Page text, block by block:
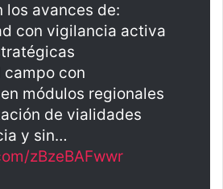
los avances de:
con vigilancia activa
campo con
módulos regionales
de vialidades
y sin…
zBzeBAFwwr